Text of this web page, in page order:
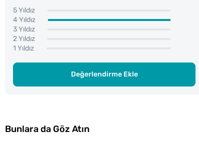
5 Yıldız
4 Yıldız
3 Yıldız
2 Yıldız
1 Yıldız
Değerlendirme Ekle
Bunlara da Göz Atın